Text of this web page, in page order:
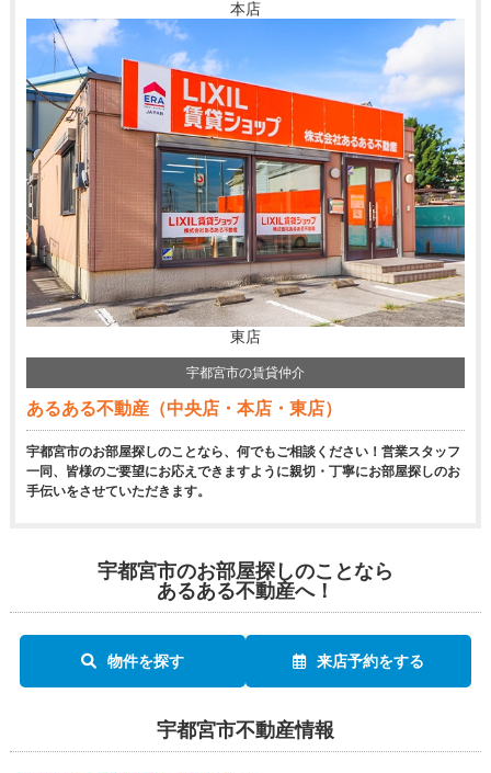
本店
東店
宇都宮市の賃貸仲介
あるある不動産（中央店・本店・東店）
宇都宮市のお部屋探しのことなら、何でもご相談ください！営業スタッフ
一同、皆様のご要望にお応えできますように親切・丁寧にお部屋探しのお
手伝いをさせていただきます。
宇都宮市のお部屋探しのことなら
あるある不動産へ！
物件を探す 来店予約をする
宇都宮市不動産情報